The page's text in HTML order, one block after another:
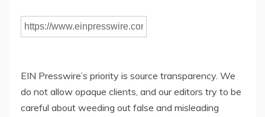
EIN Presswire’s priority is source transparency. We
do not allow opaque clients, and our editors try to be
careful about weeding out false and misleading